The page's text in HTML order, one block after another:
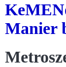
Manier